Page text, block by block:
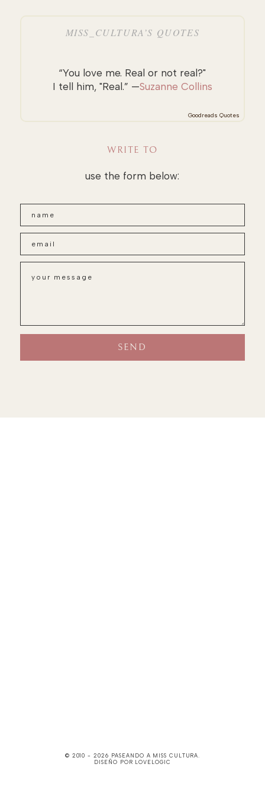
MISS_CULTURA’S QUOTES
“You love me. Real or not real?"
I tell him, "Real.” —Suzanne Collins
Goodreads Quotes
WRITE TO
use the form below:
© 2010 - 2026 PASEANDO A MISS CULTURA
DISEÑO POR LOVELOGIC